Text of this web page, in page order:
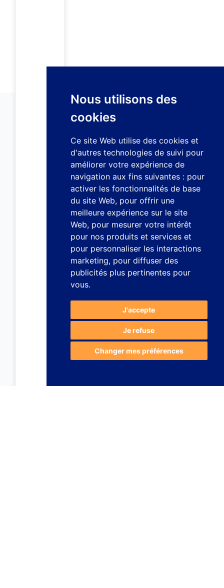
Nous utilisons des
cookies
Ce site Web utilise des cookies et
d'autres technologies de suivi pour
améliorer votre expérience de
navigation aux fins suivantes : pour
activer les fonctionnalités de base
du site Web, pour offrir une
meilleure expérience sur le site
Web, pour mesurer votre intérêt
pour nos produits et services et
pour personnaliser les interactions
marketing, pour diffuser des
publicités plus pertinentes pour
vous.
J'accepte
Je refuse
Changer mes préférences